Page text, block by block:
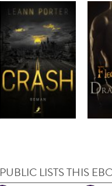
PUBLIC LISTS THIS